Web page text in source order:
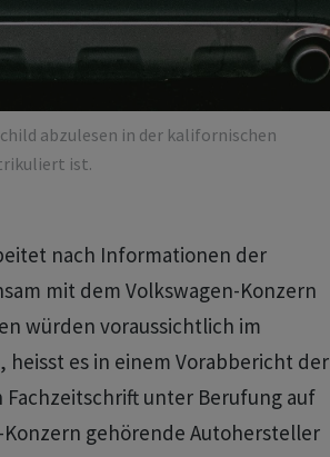
abzulesen in der kalifornischen
ist.
nach Informationen der
mit dem Volkswagen-Konzern
würden voraussichtlich im
es in einem Vorabbericht der
unter Berufung auf
Konzern gehörende Autohersteller